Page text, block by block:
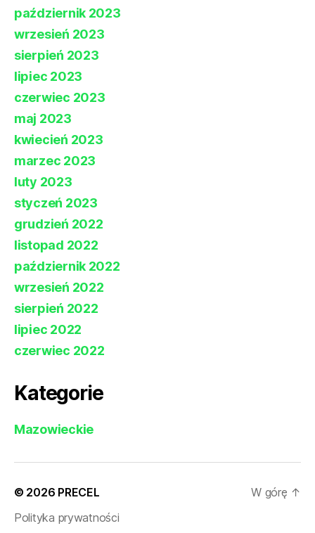
październik 2023
wrzesień 2023
sierpień 2023
lipiec 2023
czerwiec 2023
maj 2023
kwiecień 2023
marzec 2023
luty 2023
styczeń 2023
grudzień 2022
listopad 2022
październik 2022
wrzesień 2022
sierpień 2022
lipiec 2022
czerwiec 2022
Kategorie
Mazowieckie
© 2026 PRECEL
Polityka prywatności
W górę ↑